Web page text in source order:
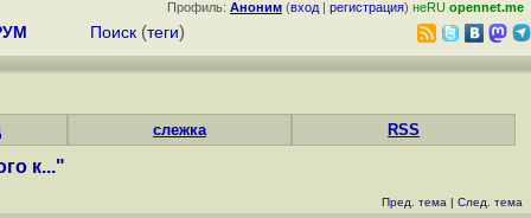
Профиль: Аноним (вход | регистрация) неRU opennet.me
Поиск (теги)
слежка RSS
к..."
Пред. тема | След. тема